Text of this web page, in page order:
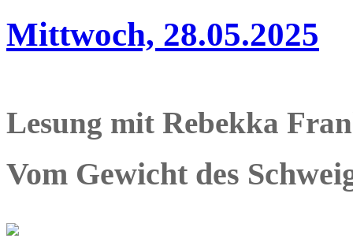
Mittwoch, 28.05.2025
Lesung mit Rebekka
Vom Gewicht des